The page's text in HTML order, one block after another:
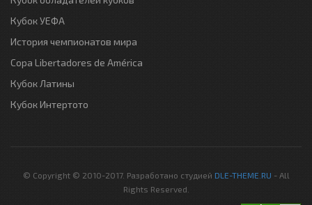
Кубок УЕФА
История чемпионатов мира
Copa Libertadores de América
Кубок Латины
Кубок Интертото
© Copyright © 2010-2017. Разработано студией DLE-THEME.RU - All
Rights Reserved.